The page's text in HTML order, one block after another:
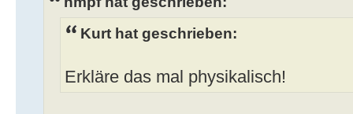
Kurt hat geschrieben:
Erkläre das mal physikalisch!